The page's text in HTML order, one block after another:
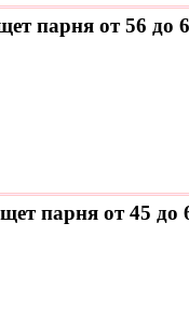
парня от 56 до
парня от 45 до